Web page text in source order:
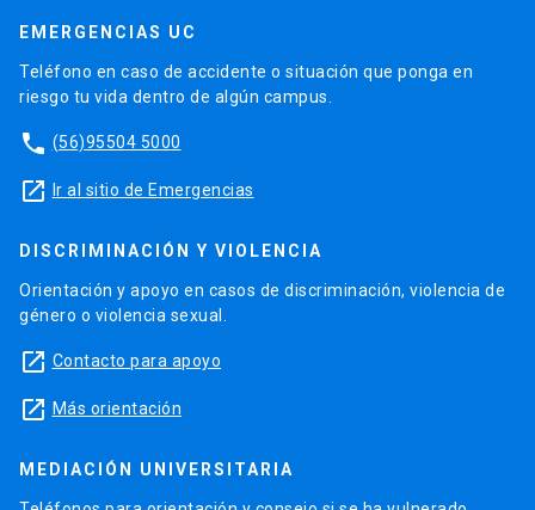
EMERGENCIAS UC
Teléfono en caso de accidente o situación que ponga en
riesgo tu vida dentro de algún campus.
phone (56)95504 5000
launch Ir al sitio de Emergencias
DISCRIMINACIÓN Y VIOLENCIA
Orientación y apoyo en casos de discriminación, violencia de
género o violencia sexual.
launch Contacto para apoyo
launch Más orientación
MEDIACIÓN UNIVERSITARIA